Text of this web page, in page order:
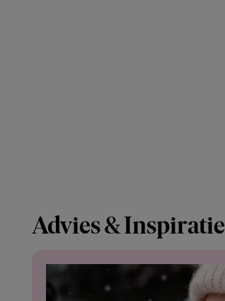
Advies & Inspiratie